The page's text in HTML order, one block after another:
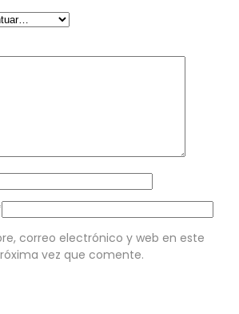
correo electrónico y web en este
vez que comente.